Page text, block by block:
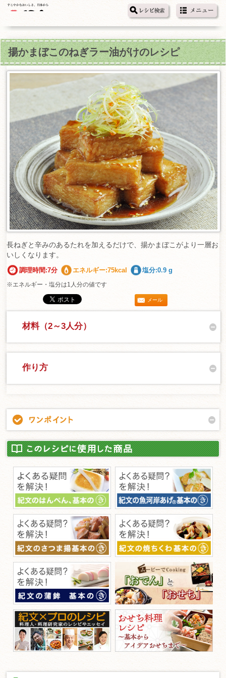
揚かまぼこのねぎラー油がけのレシピ
長ねぎと辛みのあるたれを加えるだけで、揚かまぼこがより一層お
いしくなります。
調理時間:7分 エネルギー:75kcal 塩分:0.9 g
※エネルギー・塩分は1人分の値です
メール
材料（2～3人分）
作り方